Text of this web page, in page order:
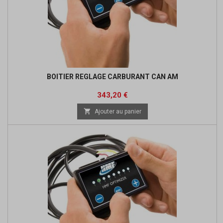
BOITIER REGLAGE CARBURANT CAN AM
Prix
343,20 €Prix
de
base
 Ajouter au panier